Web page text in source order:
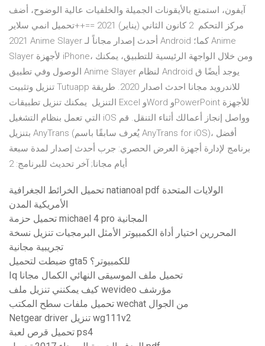
آيفون، استمتع بالأيقونات الجميلة والخلفيات عالية الوضوح، أضف
مركز التحكم 2 كانون الثاني (يناير) 2021 ==++تحميل انمي سلاير
2021 Anime Slayer أحدث إصدار مجاناً لـ Android كما؛ Anime
Slayer لأجهزة iPhone، ومن خلال الواجهة الرئيسية للتطبيق، يمكنك
الوصول وفي تطبيق Anime Slayer لنظام Android يوجد أيضًا ق
تنزيل وتثبيت Tutuapp للاندرويد مجانا احدث اصدار 2020. طريقة
التنزيل يمكنك تنزيل تطبيقات Excel وWord وPowerPoint للأجهزة
التي تعمل بنظام التشغيل iOS وواصل إنجاز أعمالك أثناء التنقل. قم
بتنزيل AnyTrans (يُعرف سابقًا باسم AnyTrans for iOS)، أفضل
برنامج لإدارة أجهزة العرض الحصري: جرب أحدث إصدار لمدة سبعة
تحميل الخرائط الجغرافية natianoal pdf الولايات المتحدة
الأمريكية المدن
تحميل حزمة michael 4 pro المجانية
المحررين اختيار أداة الكمبيوتر الأمثل البرمجيات تنزيل نسخة
تجريبية مجانية
ضبطت لتحميل gta5 للكمبيوتر؟
Iq تحميل ملف الموسيقى النهائي الكمال مجانا
كيف يمكنني تنزيل ملف wevideo مؤرشف
تحميل ملفات سطح المكتب wechat من الجوال
Netgear driver تنزيل wg111v2
تحميل قرص لعبة ps4